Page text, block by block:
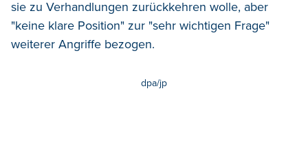
sie zu Verhandlungen zurückkehren wolle, aber
"keine klare Position" zur "sehr wichtigen Frage"
weiterer Angriffe bezogen.
dpa/jp